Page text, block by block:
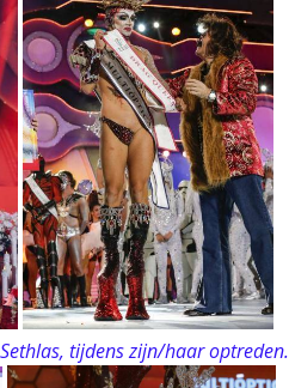
tijdens zijn/haar optreden.